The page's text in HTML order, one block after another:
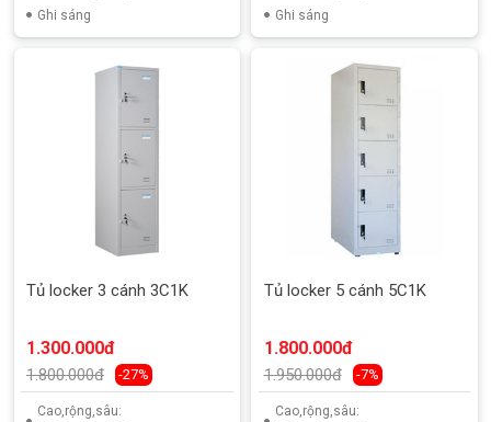
Ghi sáng
Ghi sáng
Tủ locker 3 cánh 3C1K
1.300.000đ
1.800.000đ -27%
Cao,rộng,sâu:
Tủ locker 5 cánh 5C1K
1.800.000đ
1.950.000đ -7%
Cao,rộng,sâu: